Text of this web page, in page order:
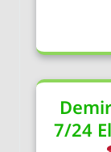
7/24